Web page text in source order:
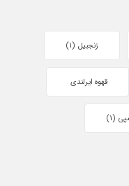
زنجبیل (1)
قهوه ایرلندی
(1)